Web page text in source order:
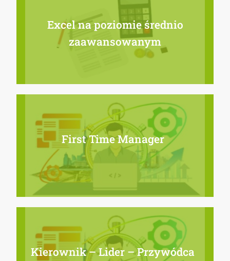
Excel na poziomie średnio
zaawansowanym
First Time Manager
Kierownik – Lider – Przywódca